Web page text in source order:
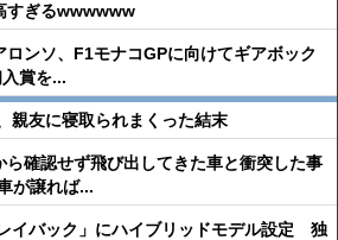
すぎるwwwwww
ロンソ、F1モナコGPに向けてギアボック
賞を...
親友に寝取られまくった結末
ら確認せず飛び出してきた車と衝突した事
が譲れば...
イバック」にハイブリッドモデル設定 独